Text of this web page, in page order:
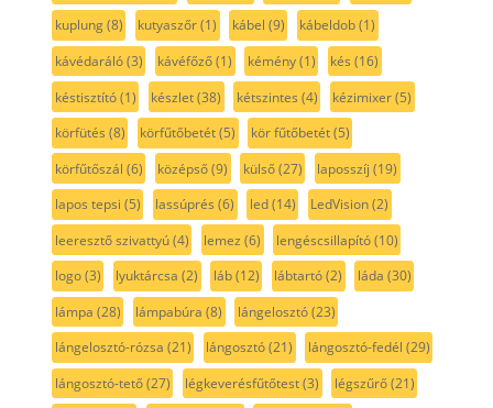
kuplung(8) kutyaszőr(1) kábel (9) kábeldob(1)
kávédaráló(3) kávéfőző(1) kémény(1) kés (16)
késtisztító(1) készlet(38) kétszintes (4) kézimixer(5)
körfütés (8) körfűtőbetét(5) kör fűtőbetét(5)
körfűtőszál (6) középső(9) külső(27) laposszíj (19)
lapos tepsi (5) lassúprés (6) led(14) LedVision(2)
leeresztő szivattyú(4) lemez (6) lengéscsillapító(10)
logo(3) lyuktárcsa (2) láb(12) lábtartó(2) láda (30)
lámpa (28) lámpabúra (8) lángelosztó(23)
lángelosztó-rózsa (21) lángosztó(21) lángosztó-fedél (29)
lángosztó-tető(27) légkeverésfűtőtest(3) légszűrő(21)